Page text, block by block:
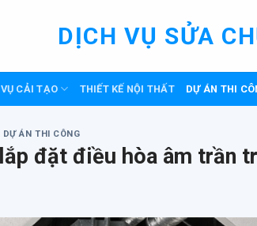
DỊCH VỤ SỬA
CẢI TẠO THIẾT KẾ NỘI THẤT DỰ ÁN THI
DỰ ÁN THI CÔNG
đặt điều hòa âm trần